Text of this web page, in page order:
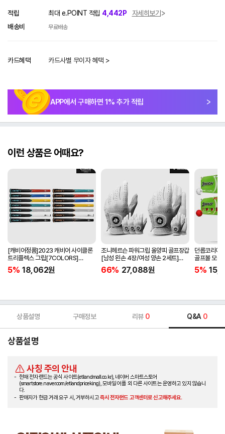
적립 최대 e.POINT 적립 4,442P
자세히보기
배송비
무료배송
카드혜택 카드사별 무이자 혜택 >
APP에서 구매하면 1% 추가 적립
이런 상품은 어때요?
[캐비어정품]2023 캐비어 사이클론
트리플렉스 그립[7COLORS]
[라운드][39g/42g/46g/50g]
[R/S 토크]
5% 18,062원
조니헤르슨 파워그립 올양피 골프장갑
[남성 왼손 4장/여성 양손 2세트]
[화이트][케이스포함]
66% 27,088원
던롭코리아
골프볼 모
[2피스/12
5%
상품설명 구매정보 리뷰 0 Q&A 0
상품설명
사칭 주의 안내
현재 전자랜드는 공식 사이트(etlandmall.co.kr), 네이버 스마트스토어
(smartstore.naver.com/etlandpriceking), 모바일 어플 외 다른 사이트는 운영하고 있지 않습니
다.
판매자가 현금 거래 요구 시, 거부하시고즉시 전자랜드 고객센터로 신고해주세요.